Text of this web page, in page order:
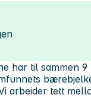
har til sammen
arbeider tett